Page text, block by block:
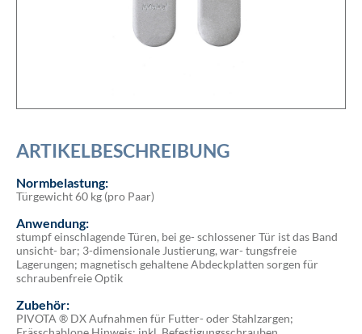
ARTIKELBESCHREIBUNG
Normbelastung:
Türgewicht 60 kg (pro Paar)
Anwendung:
stumpf einschlagende Türen, bei ge- schlossener Tür ist das Band
unsicht- bar; 3-dimensionale Justierung, war- tungsfreie
Lagerungen; magnetisch gehaltene Abdeckplatten sorgen für
schraubenfreie Optik
Zubehör:
PIVOTA ® DX Aufnahmen für Futter- oder Stahlzargen;